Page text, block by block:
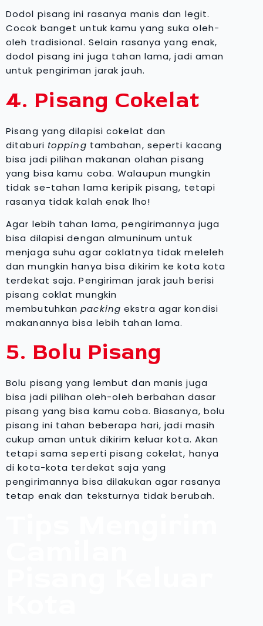
Dodol pisang ini rasanya manis dan legit.
Cocok banget untuk kamu yang suka oleh-
oleh tradisional. Selain rasanya yang enak,
dodol pisang ini juga tahan lama, jadi aman
untuk pengiriman jarak jauh.
4. Pisang Cokelat
Pisang yang dilapisi cokelat dan
ditaburi topping tambahan, seperti kacang
bisa jadi pilihan makanan olahan pisang
yang bisa kamu coba. Walaupun mungkin
tidak se-tahan lama keripik pisang, tetapi
rasanya tidak kalah enak lho!
Agar lebih tahan lama, pengirimannya juga
bisa dilapisi dengan almuninum untuk
menjaga suhu agar coklatnya tidak meleleh
dan mungkin hanya bisa dikirim ke kota kota
terdekat saja. Pengiriman jarak jauh berisi
pisang coklat mungkin
membutuhkanpackingekstra agar kondisi
makanannya bisa lebih tahan lama.
5. Bolu Pisang
Bolu pisang yang lembut dan manis juga
bisa jadi pilihan oleh-oleh berbahan dasar
pisang yang bisa kamu coba. Biasanya, bolu
pisang ini tahan beberapa hari, jadi masih
cukup aman untuk dikirim keluar kota. Akan
tetapi sama seperti pisang cokelat, hanya
di kota-kota terdekat saja yang
pengirimannya bisa dilakukan agar rasanya
tetap enak dan teksturnya tidak berubah.